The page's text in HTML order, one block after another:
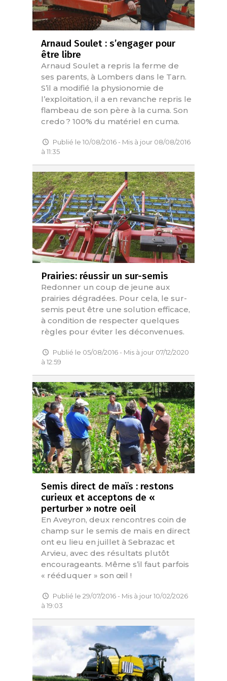
Arnaud Soulet : s’engager pour
être libre
Arnaud Soulet a repris la ferme de
ses parents, à Lombers dans le Tarn.
S’il a modifié la physionomie de
l’exploitation, il a en revanche repris le
flambeau de son père à la cuma. Son
credo ? 100% du matériel en cuma.
Publié le 10/08/2016 - Mis à jour 08/08/2016
à 11:35
Prairies: réussir un sur-semis
Redonner un coup de jeune aux
prairies dégradées. Pour cela, le sur-
semis peut être une solution efficace,
à condition de respecter quelques
règles pour éviter les déconvenues.
Publié le 05/08/2016 - Mis à jour 07/12/2020
à 12:59
Semis direct de maïs : restons
curieux et acceptons de «
perturber » notre oeil
En Aveyron, deux rencontres coin de
champ sur le semis de maïs en direct
ont eu lieu en juillet à Sebrazac et
Arvieu, avec des résultats plutôt
encourageants. Même s’il faut parfois
« rééduquer » son œil !
Publié le 29/07/2016 - Mis à jour 10/02/2026
à 19:03